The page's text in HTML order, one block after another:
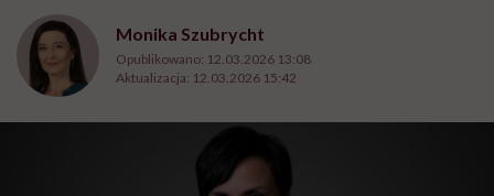
Monika Szubrycht
Opublikowano: 12.03.2026 13:08
Aktualizacja: 12.03.2026 15:42